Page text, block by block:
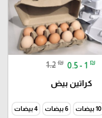
1.2 ₪ 0.5 - 1 ₪
كراتين بيض
10 بيضات 6 بيضات 4 بيضات